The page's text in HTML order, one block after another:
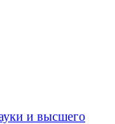
и высшего